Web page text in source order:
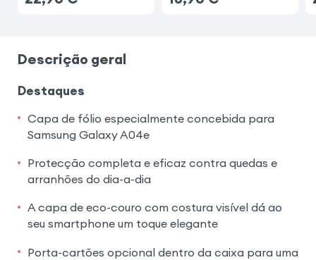
Descrição geral
Destaques
Capa de fólio especialmente concebida para
Samsung Galaxy A04e
Protecção completa e eficaz contra quedas e
arranhões do dia-a-dia
A capa de eco-couro com costura visível dá ao
seu smartphone um toque elegante
Porta-cartões opcional dentro da caixa para uma